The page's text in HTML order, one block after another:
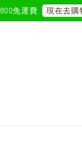
運費 現在去購物！